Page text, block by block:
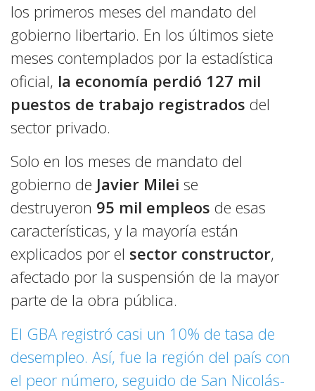
los primeros meses del mandato del
gobierno libertario. En los últimos siete
meses contemplados por la estadística
oficial, la economía perdió 127 mil
puestos de trabajo registrados del
sector privado.
Solo en los meses de mandato del
gobierno de Javier Milei se
destruyeron 95 mil empleos de esas
características, y la mayoría están
explicados por el sector constructor,
afectado por la suspensión de la mayor
parte de la obra pública.
El GBA registró casi un 10% de tasa de
desempleo. Así, fue la región del país con
el peor número, seguido de San Nicolás-